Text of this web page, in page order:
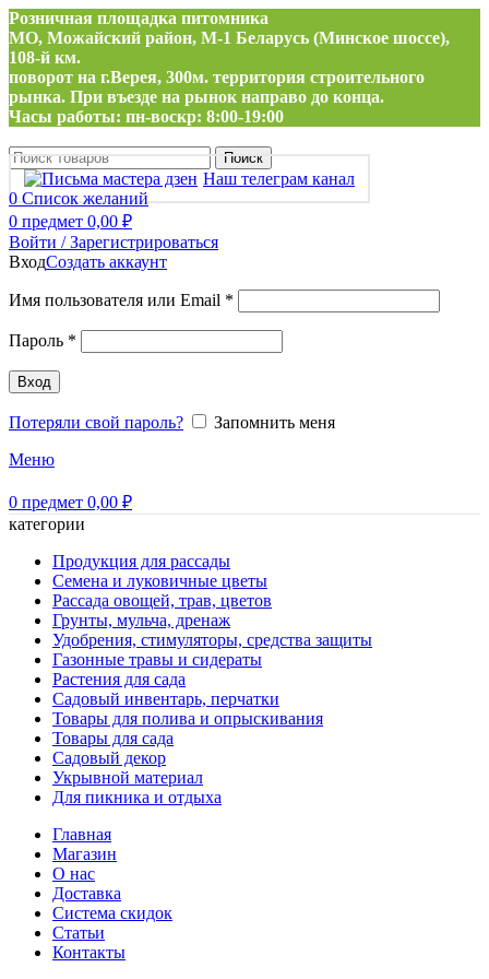
Розничная площадка питомника
МО, Можайский район, М-1 Беларусь (Минское шоссе),
108-й км.
поворот на г.Верея, 300м. территория строительного
рынка. При въезде на рынок направо до конца.
Часы работы: пн-воскр: 8:00-19:00
Поиск
Наш телеграм канал
0 Список желаний
0 предмет 0,00 ₽
Войти / Зарегистрироваться
ВходСоздать аккаунт
Имя пользователя или Email *
Пароль *
Вход
Потеряли свой пароль?
Запомнить меня
Меню
0 предмет 0,00 ₽
категории
Продукция для рассады
Семена и луковичные цветы
Рассада овощей, трав, цветов
Грунты, мульча, дренаж
Удобрения, стимуляторы, средства защиты
Газонные травы и сидераты
Растения для сада
Садовый инвентарь, перчатки
Товары для полива и опрыскивания
Товары для сада
Садовый декор
Укрывной материал
Для пикника и отдыха
Главная
Магазин
О нас
Доставка
Система скидок
Статьи
Контакты